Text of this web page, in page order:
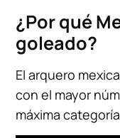
¿Por qué
goleado?
El arquero
con el mayor
máxima